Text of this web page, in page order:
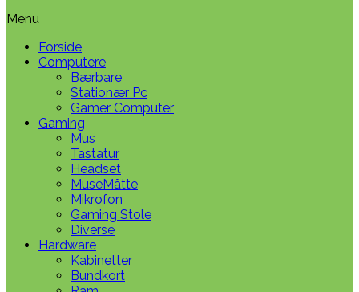
Menu
Forside
Computere
Bærbare
Stationær Pc
Gamer Computer
Gaming
Mus
Tastatur
Headset
MuseMåtte
Mikrofon
Gaming Stole
Diverse
Hardware
Kabinetter
Bundkort